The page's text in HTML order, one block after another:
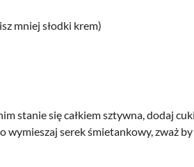
mniej słodki krem)
stanie się całkiem sztywna, dodaj
serek śmietankowy, zważ